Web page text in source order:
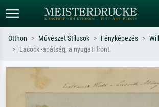
szerint – pl. Monet, Csillagos éj,
impresszionizmus, Hokusai-hullám,
piros
Otthon Művészet Stílusok Fényképezés
Lacock -apátság, a nyugati front.